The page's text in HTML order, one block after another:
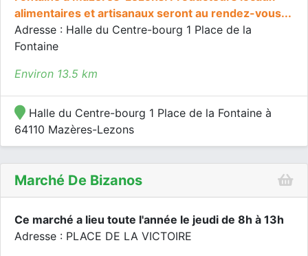
alimentaires et artisanaux seront au rendez-vous...
Adresse : Halle du Centre-bourg 1 Place de la
Fontaine
Environ 13.5 km
Halle du Centre-bourg 1 Place de la Fontaine à
64110 Mazères-Lezons
Marché De Bizanos
Ce marché a lieu toute l'année le jeudi de 8h à 13h
Adresse : PLACE DE LA VICTOIRE